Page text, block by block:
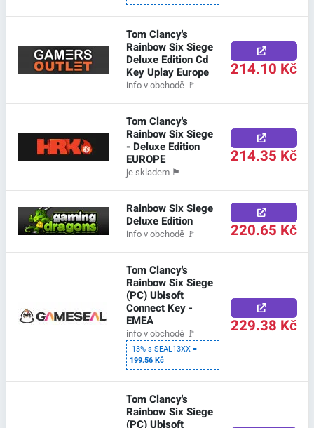
Tom Clancy's
Rainbow Six Siege
Deluxe Edition Cd
Key Uplay Europe
info v obchodě 🚩
214.10 Kč
Tom Clancy's
Rainbow Six Siege
- Deluxe Edition
EUROPE
je skladem 🏴
214.35 Kč
Rainbow Six Siege
Deluxe Edition
info v obchodě 🚩 220.65 Kč
Tom Clancy's
Rainbow Six Siege
(PC) Ubisoft
Connect Key -
EMEA
info v obchodě 🚩
-13% s SEAL13XX =
199.56 Kč
229.38 Kč
Tom Clancy's
Rainbow Six Siege
(PC) Ubisoft